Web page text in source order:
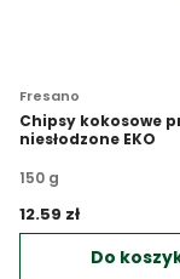
Fresano
Chipsy kokosowe
niesłodzone EKO
150 g
12.59 zł
Do